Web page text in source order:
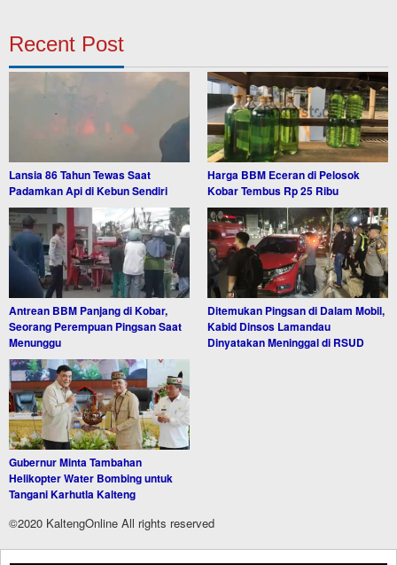
Recent Post
Lansia 86 Tahun Tewas Saat
Padamkan Api di Kebun Sendiri
Harga BBM Eceran di Pelosok
Kobar Tembus Rp 25 Ribu
Antrean BBM Panjang di Kobar,
Seorang Perempuan Pingsan Saat
Menunggu
Ditemukan Pingsan di Dalam Mobil,
Kabid Dinsos Lamandau
Dinyatakan Meninggal di RSUD
Gubernur Minta Tambahan
Helikopter Water Bombing untuk
Tangani Karhutla Kalteng
©2020 KaltengOnline All rights reserved